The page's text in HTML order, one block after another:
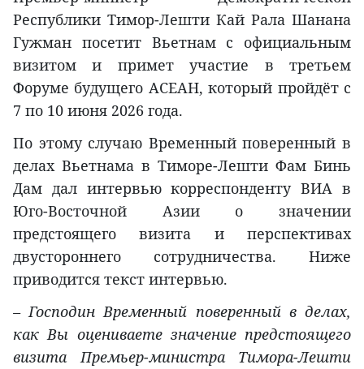
Республики Тимор-Лешти Кай Рала Шанана
Гужман посетит Вьетнам с официальным
визитом и примет участие в третьем
Форуме будущего АСЕАН, который пройдёт с
7 по 10 июня 2026 года.
По этому случаю Временный поверенный в
делах Вьетнама в Тиморе-Лешти Фам Бинь
Дам дал интервью корреспонденту ВИА в
Юго-Восточной Азии о значении
предстоящего визита и перспективах
двустороннего сотрудничества. Ниже
приводится текст интервью.
– Господин Временный поверенный в делах,
как Вы оцениваете значение предстоящего
визита Премьер-министра Тимора-Лешти